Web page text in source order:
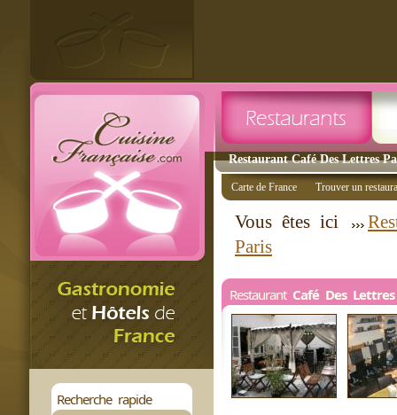
Restaurant Café Des Lettres
Recherche rapide
Carte de France Trouver un
Vous êtes ici
Paris
Restaurant Café Des Lettres